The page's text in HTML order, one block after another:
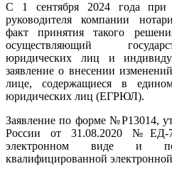
С 1 сентября 2024 года при
руководителя компании
факт принятия такого
осуществляющий
юридических лиц и
заявление о внесении
лице, содержащиеся в едином
юридических лиц (ЕГРЮЛ).
Заявление по форме №Р13014,
России от 31.08.2020 №ЕД-7-
электронном виде и
квалифицированной